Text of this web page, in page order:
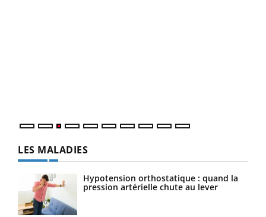
LES MALADIES
Hypotension orthostatique : quand la
pression artérielle chute au lever